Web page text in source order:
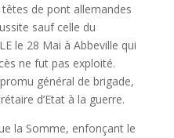
de pont allemandes
sauf celle du
le 28 Mai à Abbeville qui
ne fut pas exploité.
général de brigade,
d’Etat à la guerre.
la Somme, enfonçant le